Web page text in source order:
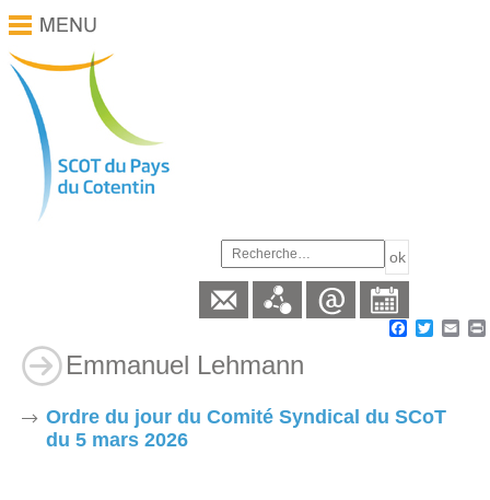
Facebook
Twitter
Emmanuel Lehmann
Ordre du jour du Comité Syndical du SCoT
du 5 mars 2026